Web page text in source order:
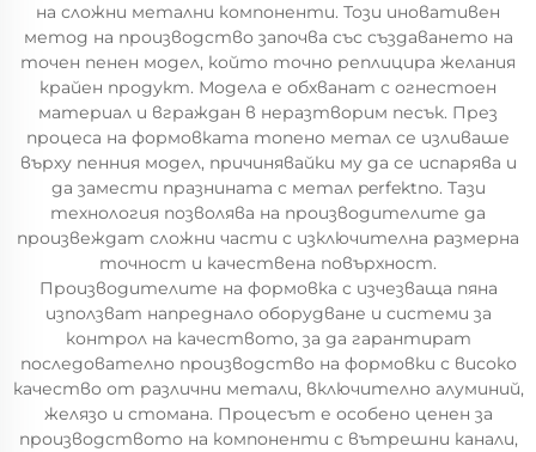
на сложни метални компоненти. Този иновативен
метод на производство започва със създаването на
точен пенен модел, който точно реплицира желания
крайен продукт. Модела е обхванат с огнестоен
материал и вграждан в неразтворим песък. През
процеса на формовката топено метал се изливаше
върху пенния модел, причинявайки му да се испарява и
да замести празнината с метал perfektno. Тази
технология позволява на производителите да
произвеждат сложни части с изключителна размерна
точност и качествена повърхност.
Производителите на формовка с изчезваща пяна
използват напреднало оборудване и системи за
контрол на качеството, за да гарантират
последователно производство на формовки с високо
качество от различни метали, включително алуминий,
желязо и стомана. Процесът е особено ценен за
производството на компоненти с вътрешни канали,